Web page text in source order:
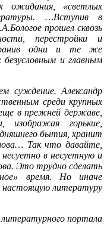
ожидания, «светлых
…Вступив в
прошел сквозь
перестройки и
одни и те же
и главным
суждение. Александр
среди крупных
в прежней державе,
изображая горькие,
бытия, хранит
Так что давайте,
в несуетную и
Это трудно сделать
время. Но иначе
настоящую литературу
портала